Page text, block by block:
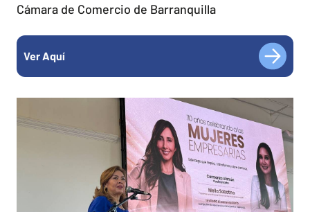
Cámara de Comercio de Barranquilla
Ver Aquí